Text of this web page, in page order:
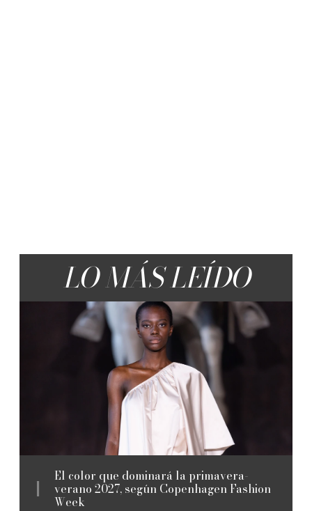
LO MÁS LEÍDO
El color que dominará la primavera-
verano 2027, según Copenhagen Fashion
Week